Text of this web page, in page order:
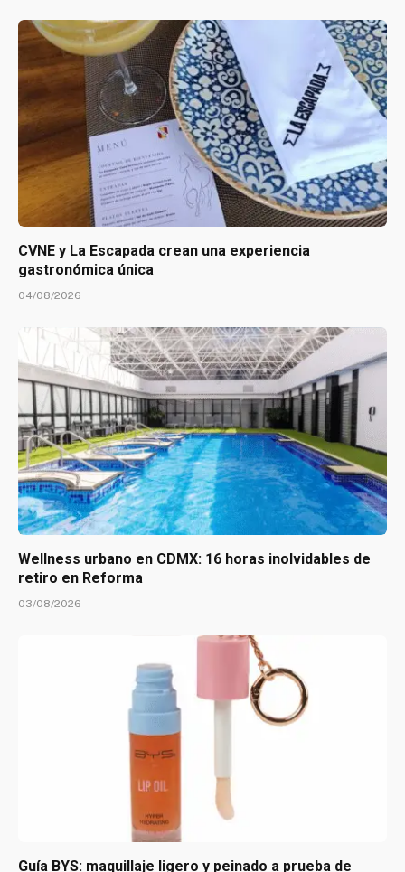
CVNE y La Escapada crean una experiencia
gastronómica única
04/08/2026
Wellness urbano en CDMX: 16 horas inolvidables de
retiro en Reforma
03/08/2026
Guía BYS: maquillaje ligero y peinado a prueba de